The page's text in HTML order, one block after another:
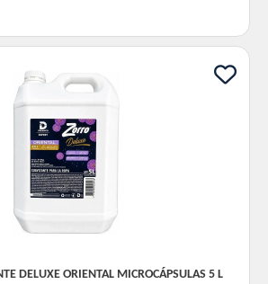
DELUXE ORIENTAL MICROCÁPSULAS 5 L